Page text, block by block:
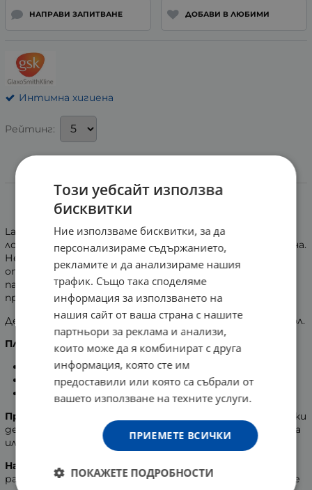
НАПРАВИ ЗАПИТВАНЕ ДОБАВИ В ЛЮБИМИ
Интимна хигиена
Рейтинг:
Информация
LACTACYD - Интимен измиващ лосион SENSITIVE
Lactacyd Sensitive е извънредно деликатен измиващ
лосион, създаден за нежно измиване на интимната зона.
Несъдържащата сапун формула (обогатена със смес
от естествена млечна киселина и екстракт от
памук) намалява интимния дискомфорт, като
предоставя усещане за мекота и чистота.
Дерматологично тестван. Не съдържа сапун и алкохол.
Плюсовете:
Извънредно деликатен
Несъдържащ парфюм
Препоръчителна употреба:
Може да се използва всеки
ден, особено е подходящ за жени с чувствителна кожа
или алергии към парфюми.
Начин на приложение:
разтрийте нежно до образуване на пяна и изплакнете
Този уебсайт използва
бисквитки
Ние използваме бисквитки, за да
персонализираме съдържанието,
рекламите и да анализираме нашия
трафик. Също така споделяме
информация за използването на
нашия сайт от ваша страна с нашите
партньори за реклама и анализи,
които може да я комбинират с друга
информация, която сте им
предоставили или която са събрали от
вашето използване на техните услуги.
ПРИЕМЕТЕ ВСИЧКИ
ПОКАЖЕТЕ ПОДРОБНОСТИ